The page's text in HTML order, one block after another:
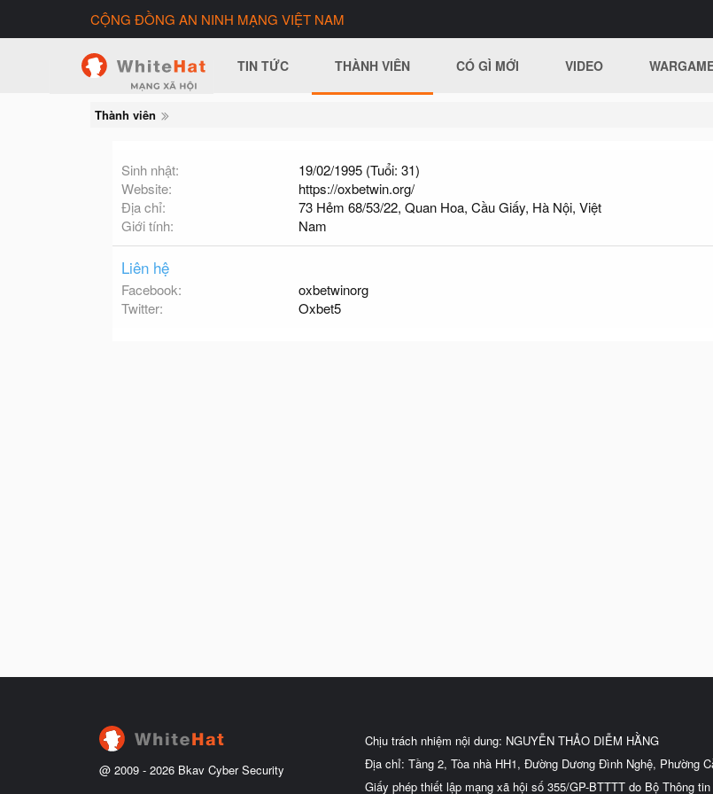
CỘNG ĐỒNG AN NINH MẠNG VIỆT NAM
TIN TỨC THÀNH VIÊN CÓ GÌ MỚI VIDEO
Thành viên
Sinh nhật
19/02/1995 (Tuổi: 31)
Website
https://oxbetwin.org/
Địa chỉ
73 Hẻm 68/53/22, Quan Hoa, Cầu Giấy, Hà Nội, Việt
Giới tính
Nam
Liên hệ
Facebook
oxbetwinorg
Twitter
Oxbet5
@ 2009 - 2026 Bkav Cyber Security
Chịu trách nhiệm nội dung: NGUYỄN THẢO DIỄM HẰNG
Địa chỉ: Tầng 2, Tòa nhà HH1, Đường Dương Đình Nghệ, Phường
Giấy phép thiết lập mạng xã hội số 355/GP-BTTTT do Bộ Thông